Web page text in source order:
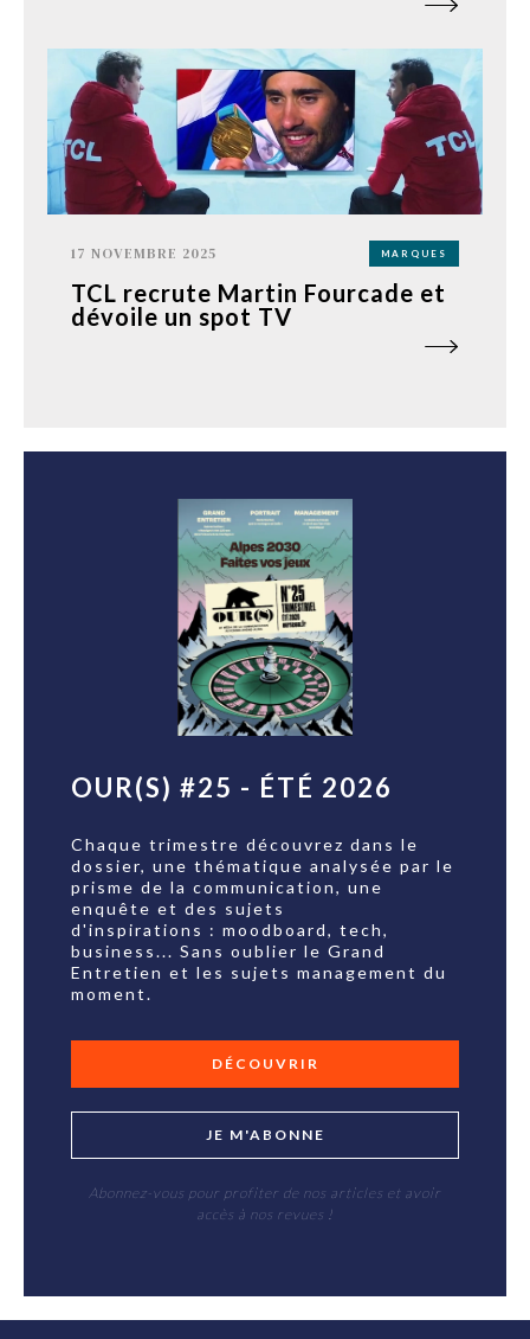
17 NOVEMBRE 2025 MARQUES
TCL recrute Martin Fourcade et
dévoile un spot TV
OUR(S) #25 - ÉTÉ 2026
Chaque trimestre découvrez dans le
dossier, une thématique analysée par le
prisme de la communication, une
enquête et des sujets
d'inspirations : moodboard, tech,
business... Sans oublier le Grand
Entretien et les sujets management du
moment.
DÉCOUVRIR
JE M'ABONNE
Abonnez-vous pour profiter de nos articles et avoir
accès à nos revues !